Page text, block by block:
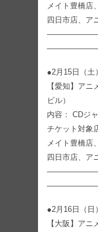
メイト豊橋店
四日市店、ア
●2月15日（
【愛知】ア
ビル）
内容： CDジ
チケット対象
メイト豊橋店
四日市店、ア
●2月16日（
【大阪】ア